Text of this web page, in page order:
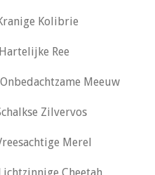
Kolibrie
Ree
Meeuw
Zilvervos
Merel